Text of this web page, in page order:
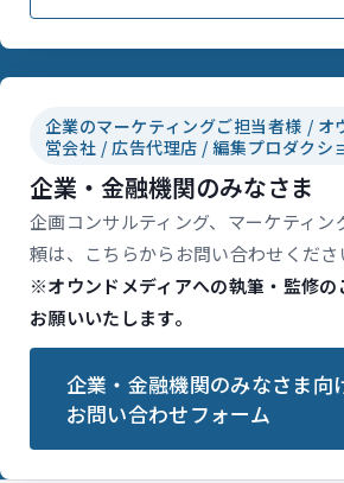
企業のマーケティングご担当者様 / オ
営会社 / 広告代理店 / 編集プロダクシ
企業・金融機関のみなさま
企画コンサルティング、マーケティン
頼は、こちらからお問い合わせくださ
※オウンドメディアへの執筆・監修の
お願いいたします。
企業・金融機関のみなさま向
お問い合わせフォーム